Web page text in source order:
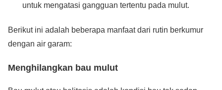
untuk mengatasi gangguan tertentu pada mulut.
Berikut ini adalah beberapa manfaat dari rutin berkumur
dengan air garam:
Menghilangkan bau mulut